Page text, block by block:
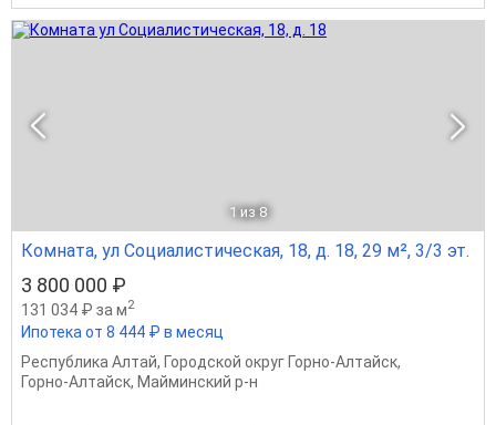
1 из 8
Комната, ул Социалистическая, 18, д. 18, 29 м², 3/3 эт.
3 800 000 ₽
131 034 ₽ за м2
Ипотека от 8 444 ₽ в месяц
Республика Алтай, Городской округ Горно-Алтайск,
Горно-Алтайск, Майминский р-н